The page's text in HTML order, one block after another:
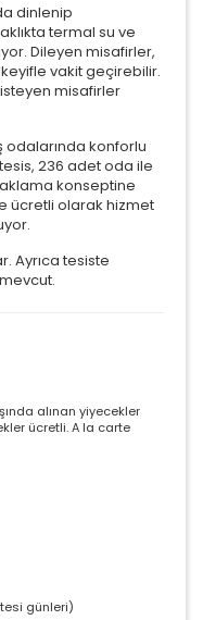
dinlenip
termal su ve
Dileyen misafirler,
keyifle vakit geçirebilir.
misafirler
konforlu
236 adet oda ile
konseptine
ücretli olarak hizmet
Ayrıca tesiste
alınan yiyecekler
ücretli. A la carte
günleri)